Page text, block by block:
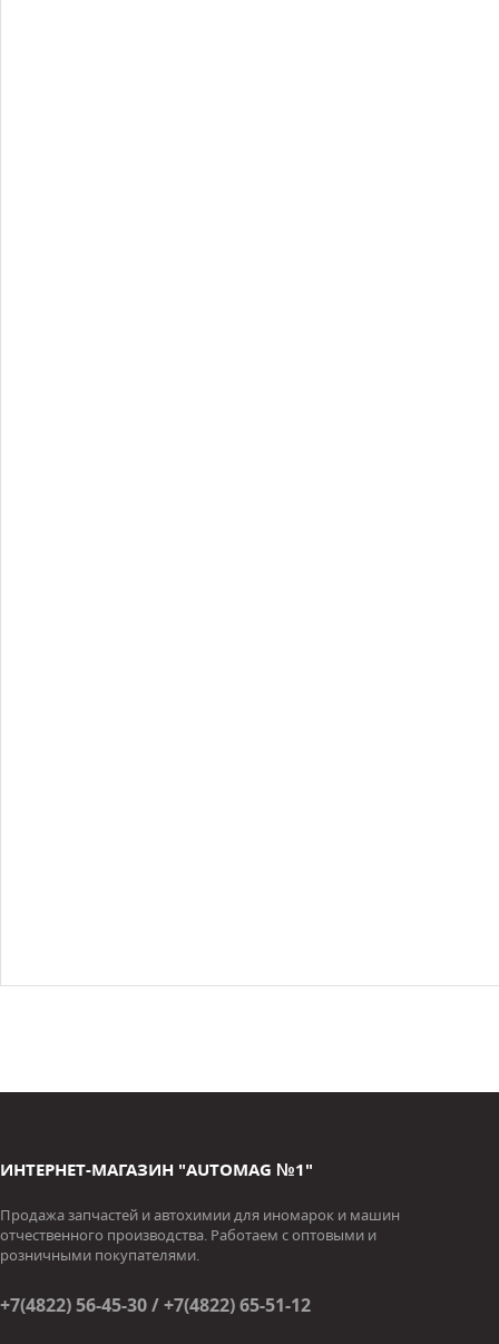
ИНТЕРНЕТ-МАГАЗИН "AUTOMAG №1"
Продажа запчастей и автохимии для иномарок и машин
отчественного производства. Работаем с оптовыми и
розничными покупателями.
+7(4822) 56-45-30 / +7(4822) 65-51-12